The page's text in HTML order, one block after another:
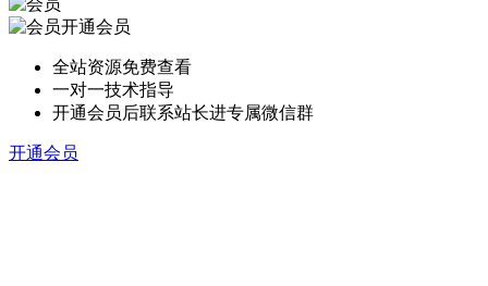
开通会员
全站资源免费查看
一对一技术指导
开通会员后联系站长进专属微信群
开通会员